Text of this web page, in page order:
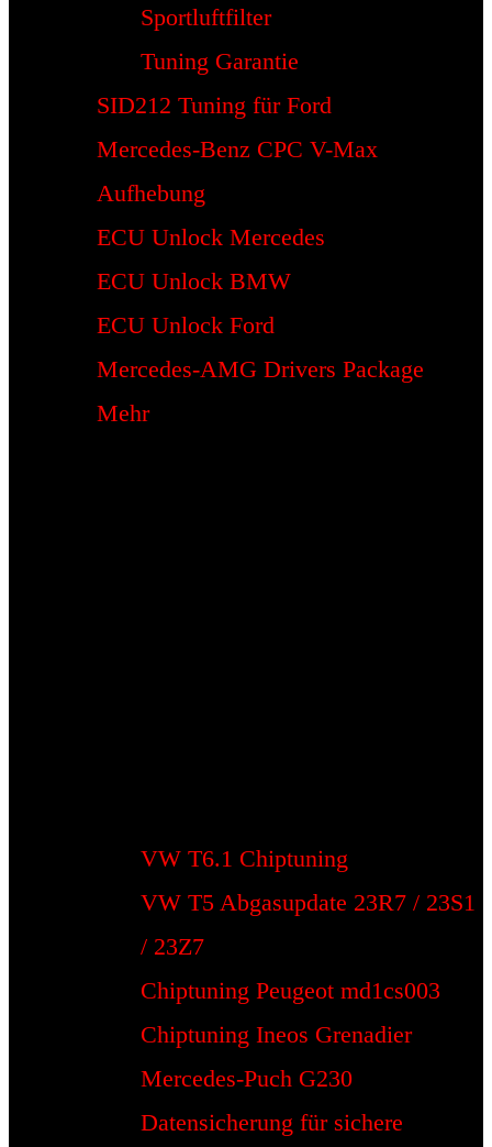
Sportluftfilter
Tuning Garantie
SID212 Tuning für Ford
Mercedes-Benz CPC V-Max
Aufhebung
ECU Unlock Mercedes
ECU Unlock BMW
ECU Unlock Ford
Mercedes-AMG Drivers Package
Mehr
VW T6.1 Chiptuning
VW T5 Abgasupdate 23R7 / 23S1
/ 23Z7
Chiptuning Peugeot md1cs003
Chiptuning Ineos Grenadier
Mercedes-Puch G230
Datensicherung für sichere